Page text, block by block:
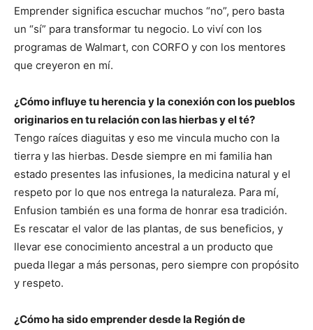
Emprender significa escuchar muchos “no”, pero basta
un “sí” para transformar tu negocio. Lo viví con los
programas de Walmart, con CORFO y con los mentores
que creyeron en mí.
¿Cómo influye tu herencia y la conexión con los pueblos
originarios en tu relación con las hierbas y el té?
Tengo raíces diaguitas y eso me vincula mucho con la
tierra y las hierbas. Desde siempre en mi familia han
estado presentes las infusiones, la medicina natural y el
respeto por lo que nos entrega la naturaleza. Para mí,
Enfusion también es una forma de honrar esa tradición.
Es rescatar el valor de las plantas, de sus beneficios, y
llevar ese conocimiento ancestral a un producto que
pueda llegar a más personas, pero siempre con propósito
y respeto.
¿Cómo ha sido emprender desde la Región de